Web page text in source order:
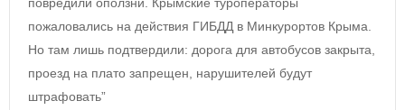
пожаловались на действия ГИБДД в Минкурортов Крыма.
Но там лишь подтвердили: дорога для автобусов закрыта,
проезд на плато запрещен, нарушителей будут
штрафовать”